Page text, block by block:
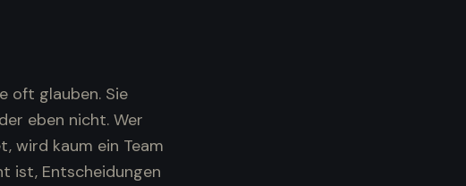
oft glauben. Sie
eben nicht. Wer
wird kaum ein Team
ist, Entscheidungen